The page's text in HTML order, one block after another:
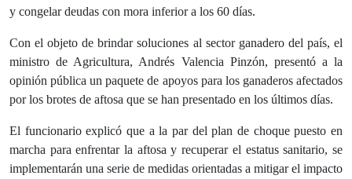
y congelar deudas con mora inferior a los 60 días.
Con el objeto de brindar soluciones al sector ganadero del país, el
ministro de Agricultura, Andrés Valencia Pinzón, presentó a la
opinión pública un paquete de apoyos para los ganaderos afectados
por los brotes de aftosa que se han presentado en los últimos días.
El funcionario explicó que a la par del plan de choque puesto en
marcha para enfrentar la aftosa y recuperar el estatus sanitario, se
implementarán una serie de medidas orientadas a mitigar el impacto